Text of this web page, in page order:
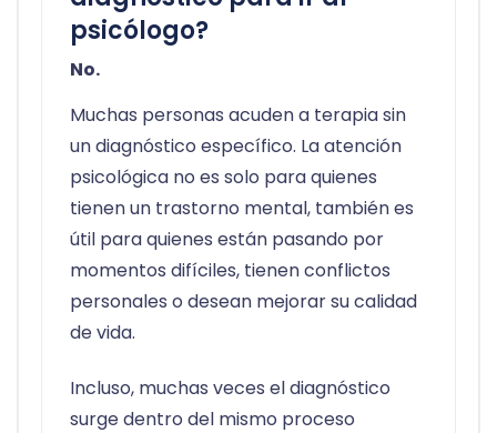
psicólogo?
No.
Muchas personas acuden a terapia sin
un diagnóstico específico. La atención
psicológica no es solo para quienes
tienen un trastorno mental, también es
útil para quienes están pasando por
momentos difíciles, tienen conflictos
personales o desean mejorar su calidad
de vida.
Incluso, muchas veces el diagnóstico
surge dentro del mismo proceso